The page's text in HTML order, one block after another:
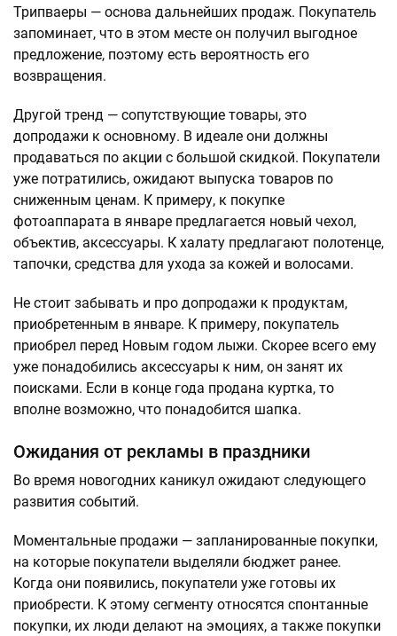
Трипваеры — основа дальнейших продаж. Покупатель
запоминает, что в этом месте он получил выгодное
предложение, поэтому есть вероятность его
возвращения.
Другой тренд — сопутствующие товары, это
допродажи к основному. В идеале они должны
продаваться по акции с большой скидкой. Покупатели
уже потратились, ожидают выпуска товаров по
сниженным ценам. К примеру, к покупке
фотоаппарата в январе предлагается новый чехол,
объектив, аксессуары. К халату предлагают полотенце,
тапочки, средства для ухода за кожей и волосами.
Не стоит забывать и про допродажи к продуктам,
приобретенным в январе. К примеру, покупатель
приобрел перед Новым годом лыжи. Скорее всего ему
уже понадобились аксессуары к ним, он занят их
поисками. Если в конце года продана куртка, то
вполне возможно, что понадобится шапка.
Ожидания от рекламы в праздники
Во время новогодних каникул ожидают следующего
развития событий.
Моментальные продажи — запланированные покупки,
на которые покупатели выделяли бюджет ранее.
Когда они появились, покупатели уже готовы их
приобрести. К этому сегменту относятся спонтанные
покупки, их люди делают на эмоциях, а также покупки